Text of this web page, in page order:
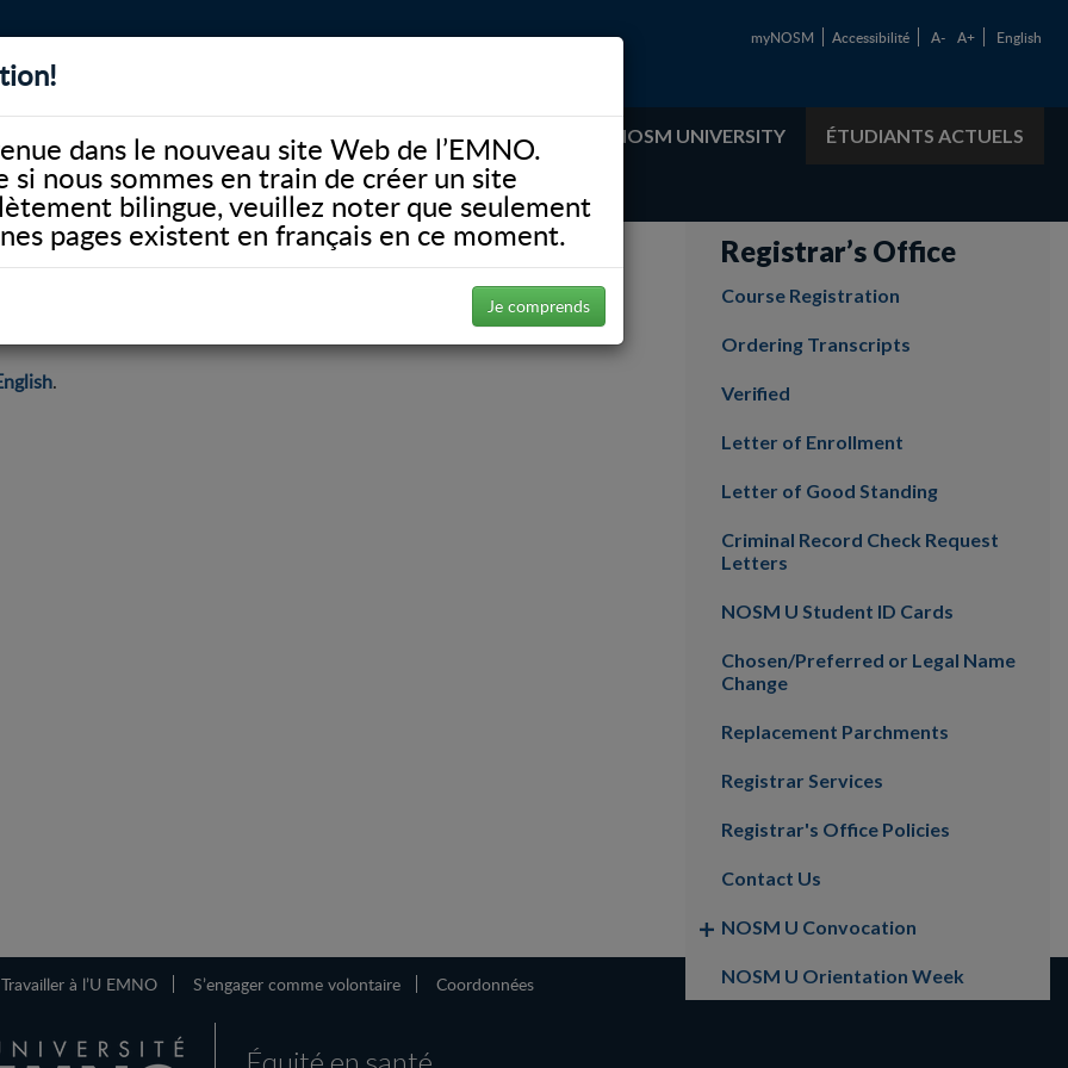
dans le nouveau site Web de l’EMNO.
si nous sommes en train de créer un site
bilingue, veuillez noter que seulement
pages existent en français en ce moment.
Je comprends
myNOSM Accessibilité A- A+ English
BIBLIOTHÈQUE FACULTÉ DONATE ABOUT NOSM UNIVERSITY ÉTUDIANTS ACTUELS
Policies
.
Registrar’s Office
Course Registration
Ordering Transcripts
Verified
Letter of Enrollment
Letter of Good Standing
Criminal Record Check Request
Letters
NOSM U Student ID Cards
Chosen/Preferred or Legal Name
Change
Replacement Parchments
Registrar Services
Registrar's Office Policies
Contact Us
NOSM U Convocation
NOSM U Orientation Week
Travailler à l’U EMNO S’engager comme volontaire Coordonnées